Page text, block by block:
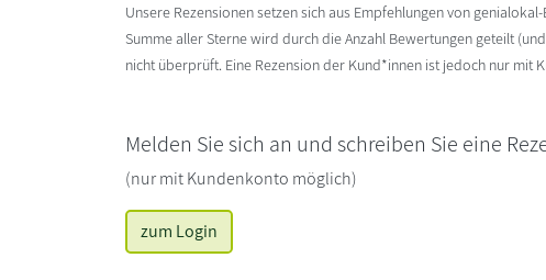
Unsere Rezensionen setzen sich aus Empfehlungen von
Summe aller Sterne wird durch die Anzahl Bewertungen geteilt
nicht überprüft. Eine Rezension der Kund*innen ist jedoch nur mit
Melden Sie sich an und schreiben Sie eine
(nur mit Kundenkonto möglich)
zum Login